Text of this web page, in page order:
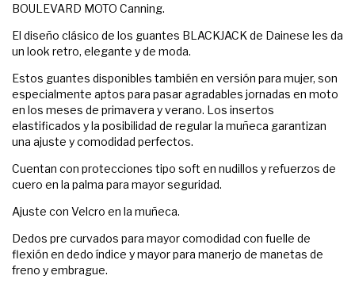
BOULEVARD MOTO Canning.
El diseño clásico de los guantes BLACKJACK de Dainese les da
un look retro, elegante y de moda.
Estos guantes disponibles también en versión para mujer, son
especialmente aptos para pasar agradables jornadas en moto
en los meses de primavera y verano. Los insertos
elastificados y la posibilidad de regular la muñeca garantizan
una ajuste y comodidad perfectos.
Cuentan con protecciones tipo soft en nudillos y refuerzos de
cuero en la palma para mayor seguridad.
Ajuste con Velcro en la muñeca.
Dedos pre curvados para mayor comodidad con fuelle de
flexión en dedo índice y mayor para manerjo de manetas de
freno y embrague.